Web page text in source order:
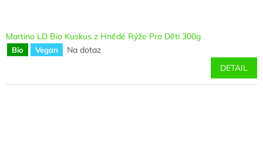
Martino LD Bio Kuskus z Hnědé Rýže Pro Děti 300g
Bio Vegan
Na dotaz
DETAIL